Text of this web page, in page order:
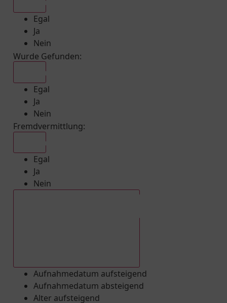
Egal
Ja
Nein
Wurde Gefunden:
Egal
Ja
Nein
Fremdvermittlung:
Egal
Ja
Nein
Aufnahmedatum aufsteigend
Aufnahmedatum absteigend
Alter aufsteigend